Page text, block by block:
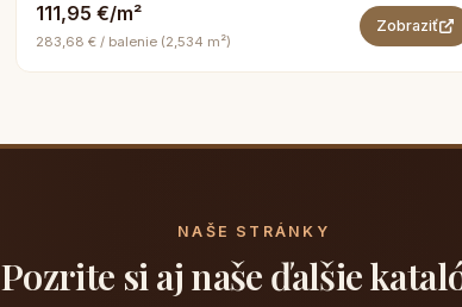
111,95 €/m²
283,68 € / balenie (2,534 m²)
Zobraziť
NAŠE STRÁNKY
Pozrite si aj naše ďalšie